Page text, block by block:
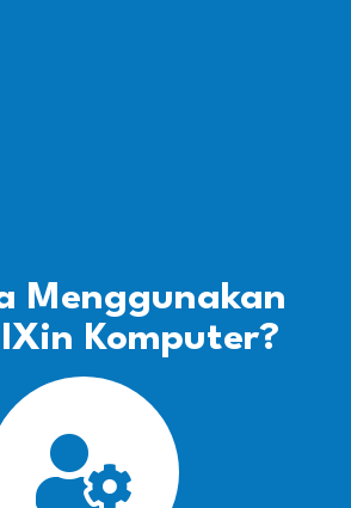
Menggunakan
Komputer?